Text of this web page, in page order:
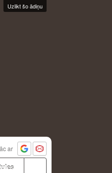
Uzlikt šo ādiņu
ar